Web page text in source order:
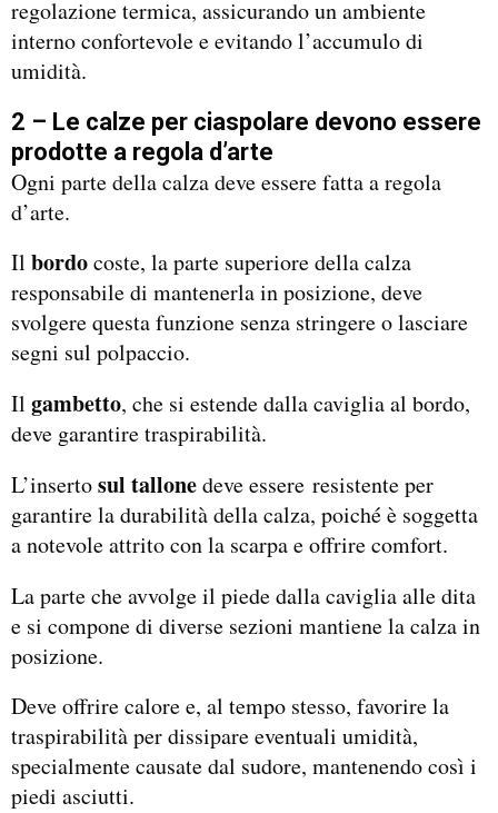
regolazione termica, assicurando un ambiente
interno confortevole e evitando l’accumulo di
umidità.
2 – Le calze per ciaspolare devono essere
prodotte a regola d’arte
Ogni parte della calza deve essere fatta a regola
d’arte.
Il bordocoste, la parte superiore della calza
responsabile di mantenerla in posizione, deve
svolgere questa funzione senza stringere o lasciare
segni sul polpaccio.
Il gambetto, che si estende dalla caviglia al bordo,
deve garantire traspirabilità.
L’insertosul tallonedeve essere resistente per
garantire la durabilità della calza, poiché è soggetta
a notevole attrito con la scarpa e offrire comfort.
La parte che avvolge il piede dalla caviglia alle dita
e si compone di diverse sezioni mantiene la calza in
posizione.
Deve offrire calore e, al tempo stesso, favorire la
traspirabilità per dissipare eventuali umidità,
specialmente causate dal sudore, mantenendo così i
piedi asciutti.